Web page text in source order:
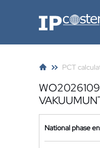
IP-Coster
PCT
National phase